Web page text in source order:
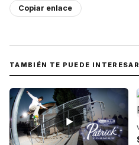
Copiar enlace
TAMBIÉN TE PUEDE INTERESAR
▶